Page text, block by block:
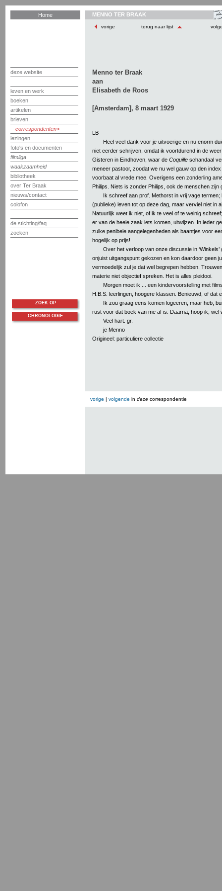
Home
deze website
leven en werk
boeken
artikelen
brieven
correspondenten
lezingen
foto's en documenten
filmliga
waakzaamheid
bibliotheek
over Ter Braak
nieuws/contact
colofon
de stichting/faq
zoeken
MENNO TER BRAAK
vorige terug naar lijst
Menno ter Braak
aan
Elisabeth de Roos
[Amsterdam], 8 maart 1929
LB
Heel veel dank voor je uitvoerige en nu enorm
niet eerder schrijven, omdat ik voortdurend in de
Gisteren in Eindhoven, waar de Coquille schandaal
meneer pastoor, zoodat we nu wel gauw op den
voorbaat al vrede mee. Overigens een zonderling
Philips. Niets is zonder Philips, ook de menschen zijn
Ik schreef aan prof. Methorst in vrij vage termen;
(publieke) leven tot op deze dag, maar verviel niet in
Natuurlijk weet ik niet, of ik te veel of te weinig
er van de heele zaak iets komen, uitwijzen. In ieder
zulke penibele aangelegenheden als baantjes voor
hogelijk op prijs!
Over het verloop van onze discussie in
onjuist uitgangspunt gekozen en kon daardoor geen
vermoedelijk zul je dat wel begrepen hebben.
materie niet objectief spreken. Het is alles pleidooi.
Morgen moet ik ... een kindervoorstelling met
H.B.S. leerlingen, hoogere klassen. Benieuwd, of dat
Ik zou graag eens komen logeeren, maar heb,
rust voor dat boek van me af is. Daarna, hoop ik, wel
Veel hart. gr.
je Menno
Origineel: particuliere collectie
vorige | volgende in deze correspondentie
ZOEK OP
CHRONOLOGIE